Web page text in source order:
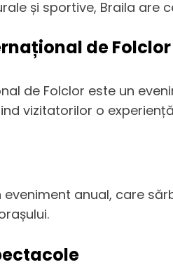
și sportive, Braila are
de Folclor
de Folclor este un
vizitatorilor o
eveniment anual, care